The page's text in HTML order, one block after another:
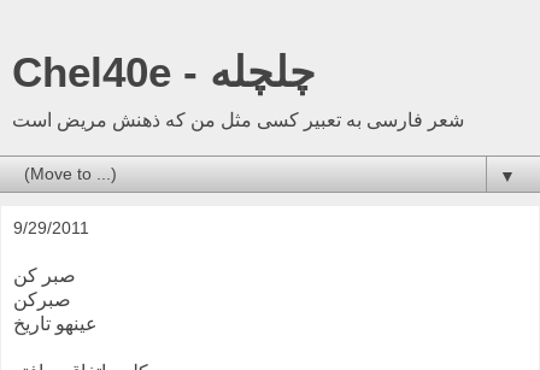
Chel40e - چلچله
شعر فارسی به تعبیر کسی مثل من که ذهنش مریض است
▼
9/29/2011
صبر کن
صبرکن
عینهو تاریخ